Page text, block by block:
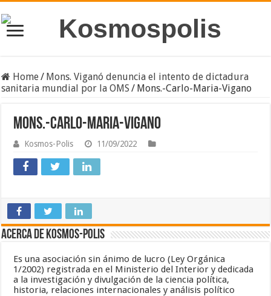
Home/ Mons. Viganó denuncia el intento de dictadura
sanitaria mundial por la OMS / Mons.-Carlo-Maria-Vigano
Mons.-Carlo-Maria-Vigano
Kosmos-Polis 11/09/2022
Acerca de Kosmos-Polis
Es una asociación sin ánimo de lucro (Ley Orgánica
1/2002) registrada en el Ministerio del Interior y dedicada
a la investigación y divulgación de la ciencia política,
historia, relaciones internacionales y análisis político